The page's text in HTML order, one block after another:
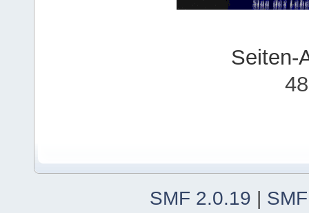
Seiten-
SMF 2.0.19